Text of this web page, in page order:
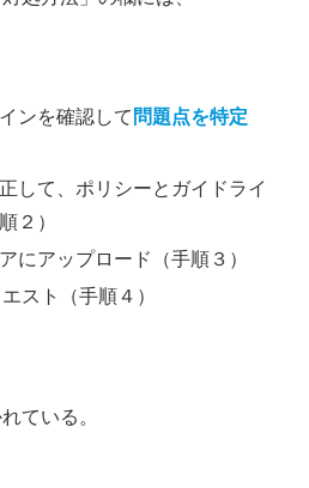
ンを確認して 問題点を特定
して、ポリシーとガイドライ
２）
にアップロード（手順３）
スト（手順４）
ている。